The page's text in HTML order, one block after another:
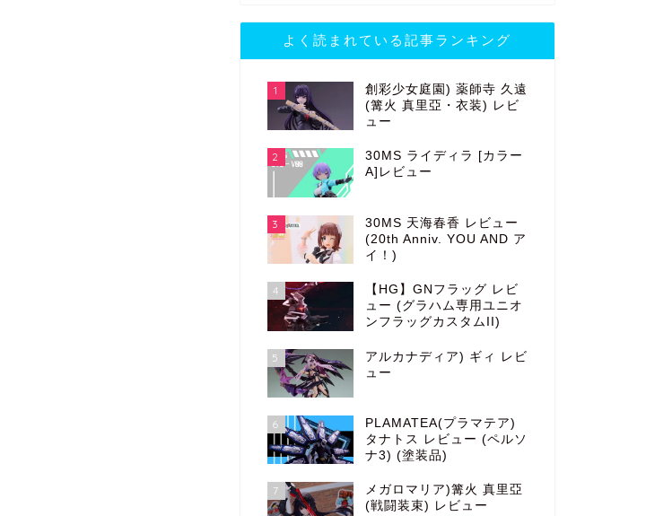
よく読まれている記事ランキング
1
創彩少女庭園) 薬師寺 久遠
(篝火 真里亞・衣装) レビ
ュー
2
30MS ライディラ [カラー
A]レビュー
3
30MS 天海春香 レビュー
(20th Anniv. YOU AND ア
イ！)
4
【HG】GNフラッグ レビ
ュー (グラハム専用ユニオ
ンフラッグカスタムII)
5
アルカナディア) ギィ レビ
ュー
6
PLAMATEA(プラマテア)
タナトス レビュー (ペルソ
ナ3) (塗装品)
7
メガロマリア)篝火 真里亞
(戦闘装束) レビュー